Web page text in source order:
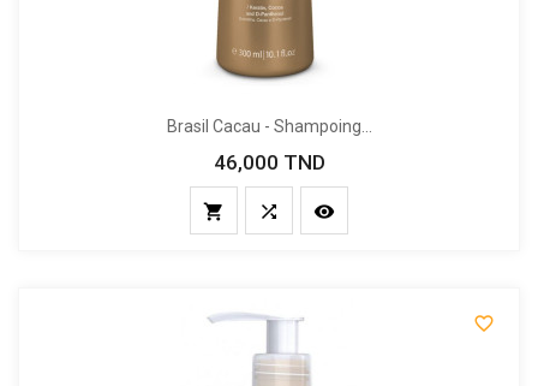
Brasil Cacau - Shampoing...
Prix
46,000 TND
  
